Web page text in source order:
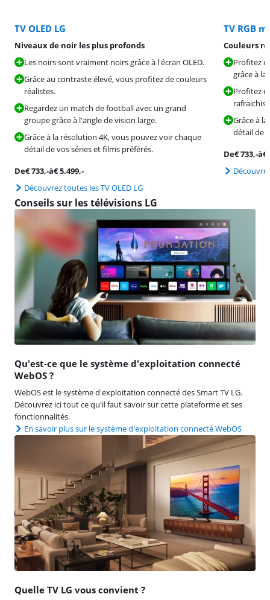
TV OLED LG
Niveaux de noir les plus profonds
Les noirs sont vraiment noirs grâce à l'écran OLED.
Grâce au contraste élevé, vous profitez de couleurs
réalistes.
Regardez un match de football avec un grand
groupe grâce à l'angle de vision large.
Grâce à la résolution 4K, vous pouvez voir chaque
détail de vos séries et films préférés.
De€733,-à€5.499,-
Découvrez toutes les TV OLED LG
TV RGB
Couleurs
Profitez
grâce à la
Profitez
Grâce à
détail de
De€733,-à€
Conseils sur les télévisions LG
Qu'est-ce que le système d'exploitation connecté
WebOS ?
WebOS est le système d'exploitation connecté des Smart TV LG.
Découvrez ici tout ce qu'il faut savoir sur cette plateforme et ses
fonctionnalités.
En savoir plus sur le système d'exploitation connecté WebOS
Quelle TV LG vous convient ?